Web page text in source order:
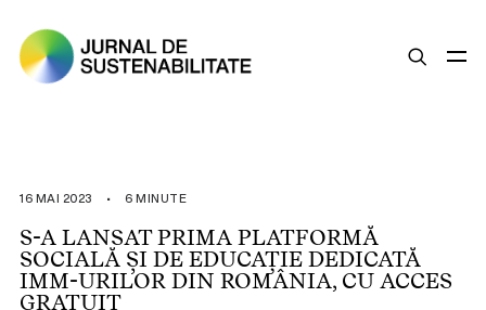
ȘTIRI
OPINII
ESG
LEGISLAȚIE
16 MAI 2023 • 6 MINUTE
S-A LANSAT PRIMA PLATFORMĂ
SOCIALĂ ȘI DE EDUCAȚIE DEDICATĂ
IMM-URILOR DIN ROMÂNIA, CU ACCES
GRATUIT